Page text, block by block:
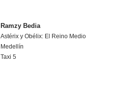
Ramzy Bedia
Astérix y Obélix: El Reino Medio
Medellín
Taxi 5